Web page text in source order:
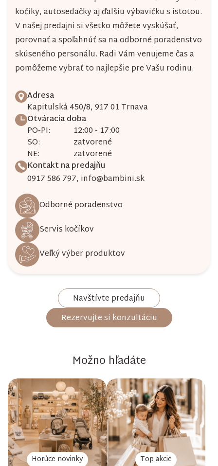
kočíky, autosedačky aj ďalšiu výbavičku s istotou.
V našej predajni si všetko môžete vyskúšať,
porovnať a spoľahnúť sa na odborné poradenstvo
skúseného personálu. Radi Vám venujeme čas a
pomôžeme vybrať to najlepšie pre Vašu rodinu.
Adresa
Kapitulská 450/8, 917 01 Trnava
Otváracia doba
PO-PI:
12:00 - 17:00
SO:
zatvorené
NE:
zatvorené
Kontakt na predajňu
0917 586 797, info@bambini.sk
Odborné poradenstvo
Servis kočíkov
Veľký výber produktov
Navštívte predajňu
Rezervujte si konzultáciu
Možno hľadáte
Horúce novinky Top akcie